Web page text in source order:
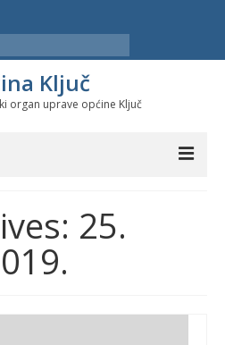
Ključ
organ uprave općine Ključ
25.